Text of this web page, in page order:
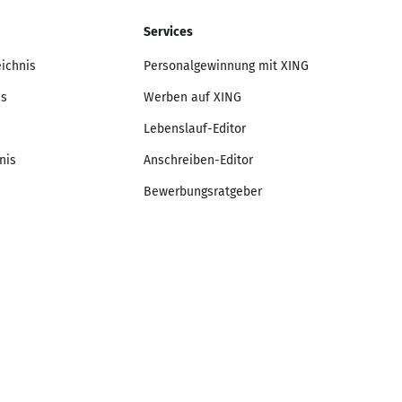
Services
Personalgewinnung mit XING
Werben auf XING
Lebenslauf-Editor
Anschreiben-Editor
Bewerbungsratgeber